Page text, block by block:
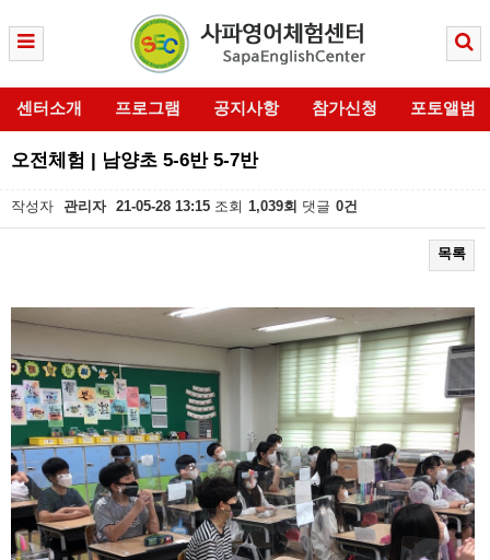
센터소개 프로그램 공지사항 참가신청 포토앨범
오전체험 | 남양초 5-6반 5-7반
작성자 관리자 21-05-28 13:15 조회 1,039회 댓글 0건
목록
본문